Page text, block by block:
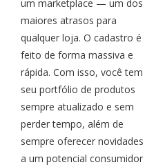
um marketplace — um dos
maiores atrasos para
qualquer loja. O cadastro é
feito de forma massiva e
rápida. Com isso, você tem
seu portfólio de produtos
sempre atualizado e sem
perder tempo, além de
sempre oferecer novidades
a um potencial consumidor